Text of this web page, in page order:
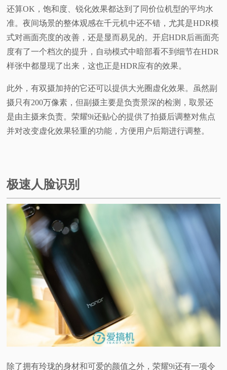
还算OK，饱和度、锐化效果都达到了同价位机型的平均水
准。夜间场景的整体观感在千元机中还不错，尤其是HDR模
式对画面亮度的改善，还是显而易见的。开启HDR后画面亮
度有了一个档次的提升，自动模式中暗部看不到细节在HDR
样张中都显现了出来，这也正是HDR应有的效果。
此外，有双摄加持的它还可以提供大光圈虚化效果。虽然副
摄只有200万像素，但副摄主要是负责景深的检测，取景还
是由主摄来负责。荣耀9i还贴心的提供了拍摄后调整对焦点
并对改变虚化效果轻重的功能，方便用户后期进行调整。
极速人脸识别
除了拥有玲珑的身材和可爱的颜值之外，荣耀9i还有一项令